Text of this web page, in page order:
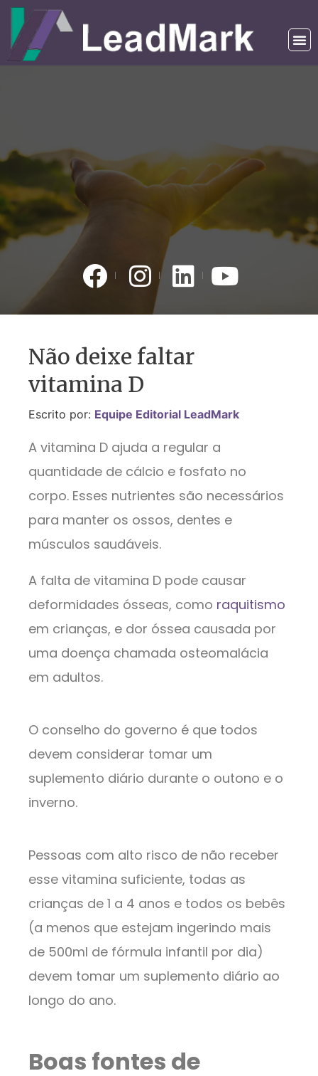
Não deixe faltar
vitamina D
Escrito por: Equipe Editorial LeadMark
A vitamina D ajuda a regular a
quantidade de cálcio e fosfato no
corpo. Esses nutrientes são necessários
para manter os ossos, dentes e
músculos saudáveis.
A falta de vitamina D pode causar
deformidades ósseas, como raquitismo
em crianças, e dor óssea causada por
uma doença chamada osteomalácia
em adultos.
O conselho do governo é que todos
devem considerar tomar um
suplemento diário durante o outono e o
inverno.
Pessoas com alto risco de não receber
esse vitamina suficiente, todas as
crianças de 1 a 4 anos e todos os bebês
(a menos que estejam ingerindo mais
de 500ml de fórmula infantil por dia)
devem tomar um suplemento diário ao
longo do ano.
Boas fontes de